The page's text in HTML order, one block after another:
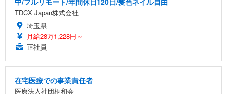
TDCX Japan株式会社
埼玉県
月給28万1,228円～
正社員
在宅医療での事業責任者
医療法人社団桐和会